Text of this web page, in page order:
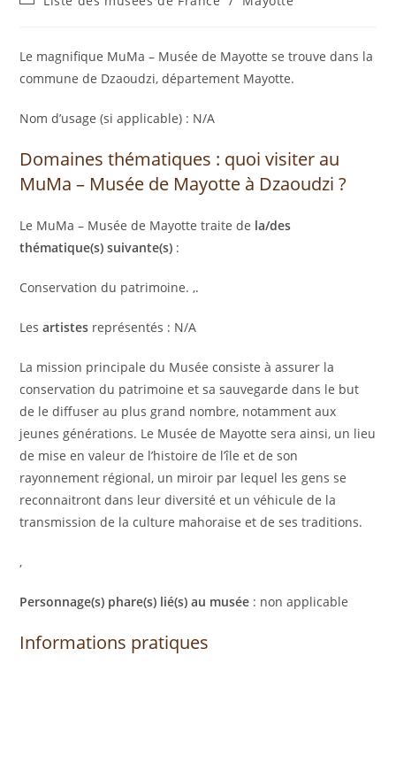
Le magnifique MuMa – Musée de Mayotte se trouve dans la
commune de Dzaoudzi, département Mayotte.
Nom d’usage (si applicable) : N/A
Domaines thématiques : quoi visiter au
MuMa – Musée de Mayotte à Dzaoudzi ?
Le MuMa – Musée de Mayotte traite de la/des
thématique(s) suivante(s) :
Conservation du patrimoine. ,.
Lesartistes représentés : N/A
La mission principale du Musée consiste à assurer la
conservation du patrimoine et sa sauvegarde dans le but
de le diffuser au plus grand nombre, notamment aux
jeunes générations. Le Musée de Mayotte sera ainsi, un lieu
de mise en valeur de l’histoire de l’île et de son
rayonnement régional, un miroir par lequel les gens se
reconnaitront dans leur diversité et un véhicule de la
transmission de la culture mahoraise et de ses traditions.
,
Personnage(s) phare(s) lié(s) au musée : non applicable
Informations pratiques